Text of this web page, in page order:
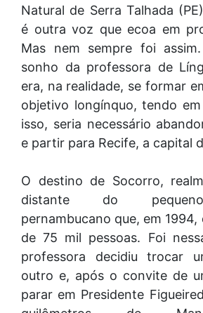
Natural de Serra Talhada
é outra voz que ecoa em
Mas nem sempre foi
sonho da professora de
era, na realidade, se formar
objetivo longínquo, tendo
isso, seria necessário
e partir para Recife, a capital
O destino de Socorro,
distante do
pernambucano que, em 1994,
de 75 mil pessoas. Foi
professora decidiu trocar
outro e, após o convite de
parar em Presidente